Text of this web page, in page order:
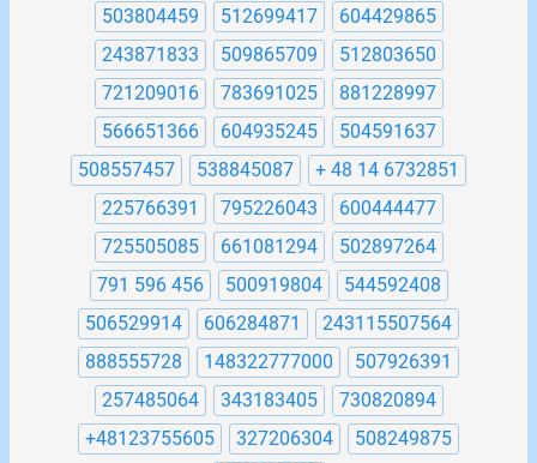
503804459 512699417
604429865
243871833
509865709
512803650
721209016
783691025
881228997
566651366
604935245
504591637
508557457
538845087
+ 48 14 6732851
225766391
795226043
600444477
725505085
661081294
502897264
791 596 456
500919804
544592408
506529914
606284871
243115507564
888555728
148322777000
507926391
257485064
343183405
730820894
+48123755605
327206304
508249875